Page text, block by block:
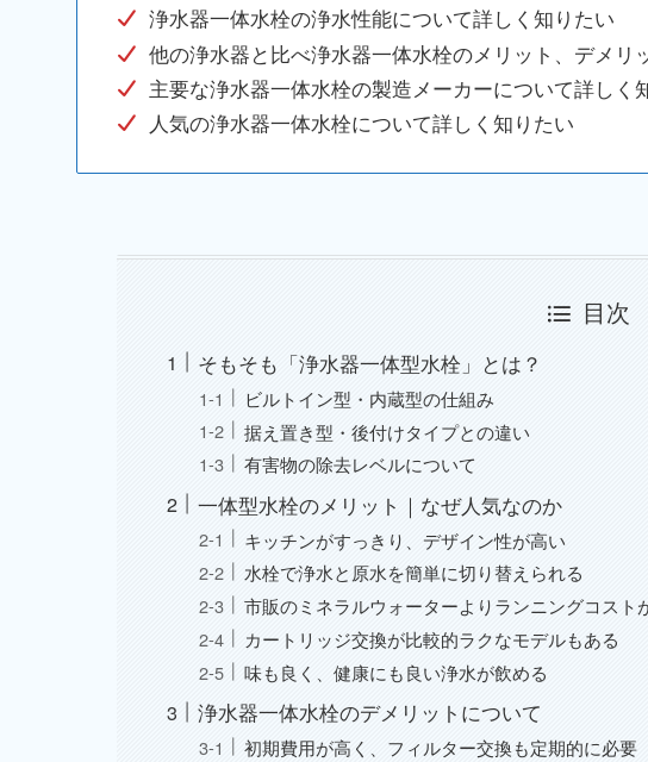
浄水器一体水栓の浄水性能について詳しく知りたい
他の浄水器と比べ浄水器一体水栓のメリット、デメリ
主要な浄水器一体水栓の製造メーカーについて詳しく
人気の浄水器一体水栓について詳しく知りたい
目次
そもそも「浄水器一体型水栓」とは？
ビルトイン型・内蔵型の仕組み
据え置き型・後付けタイプとの違い
有害物の除去レベルについて
一体型水栓のメリット｜なぜ人気なのか
キッチンがすっきり、デザイン性が高い
水栓で浄水と原水を簡単に切り替えられる
市販のミネラルウォーターよりランニングコスト
カートリッジ交換が比較的ラクなモデルもある
味も良く、健康にも良い浄水が飲める
浄水器一体水栓のデメリットについて
初期費用が高く、フィルター交換も定期的に必要